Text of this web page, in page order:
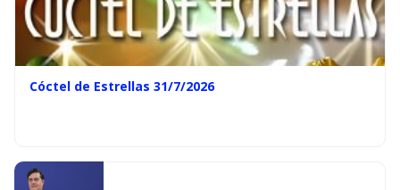
Cóctel de Estrellas 31/7/2026